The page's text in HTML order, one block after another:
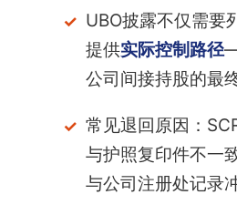
UBO披露不仅需要
提供实际控制路径
公司间接持股的最
常见退回原因：
与护照复印件不一
与公司注册处记录冲